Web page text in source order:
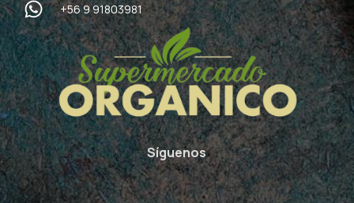
+56 9 91803981
Síguenos